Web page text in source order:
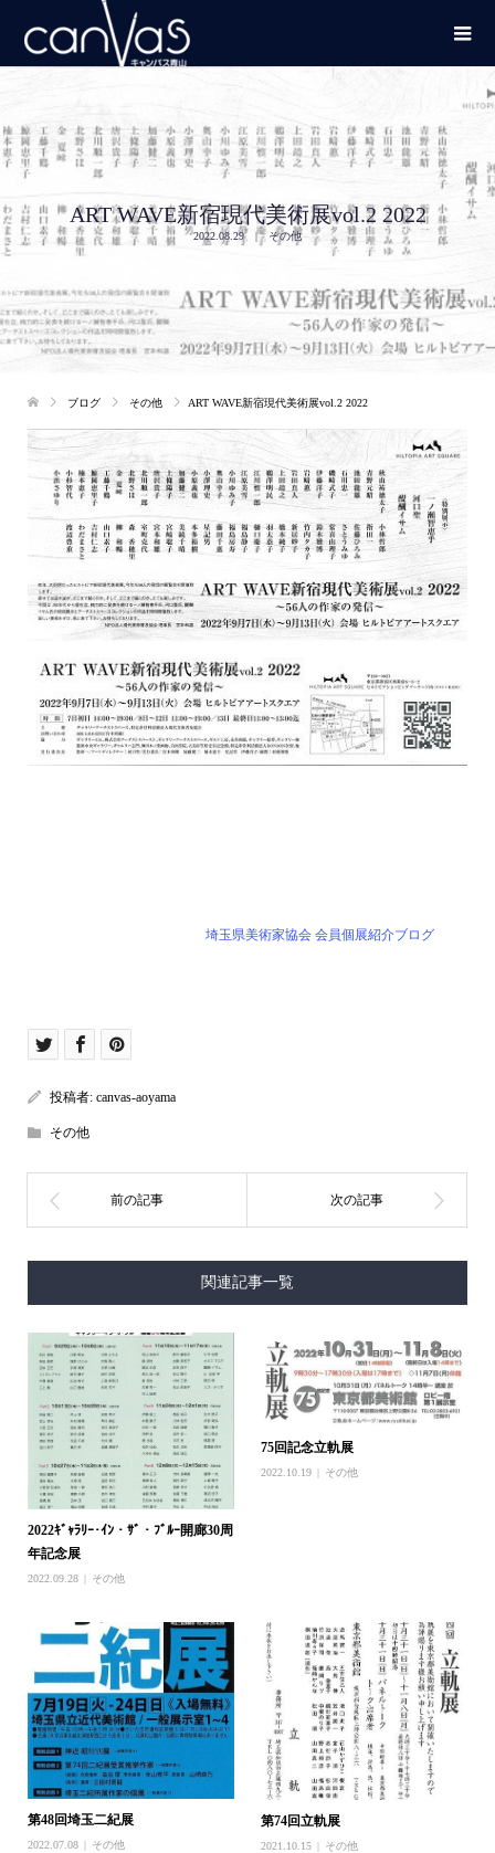
ART WAVE新宿現代美術展vol.2 2022
2022.08.29 その他
ブログ その他 ART WAVE新宿現代美術展vol.2 2022
埼玉県美術家協会 会員個展紹介ブログ
投稿者: canvas-aoyama
その他
関連記事一覧
2022ｷﾞｬﾗﾘｰ･ｲﾝ・ｻﾞ・ﾌﾞﾙｰ開廊30周
年記念展
2022.09.28 その他
75回記念立軌展
2022.10.19 その他
第48回埼玉二紀展
2022.07.08 その他
第74回立軌展
2021.10.15 その他